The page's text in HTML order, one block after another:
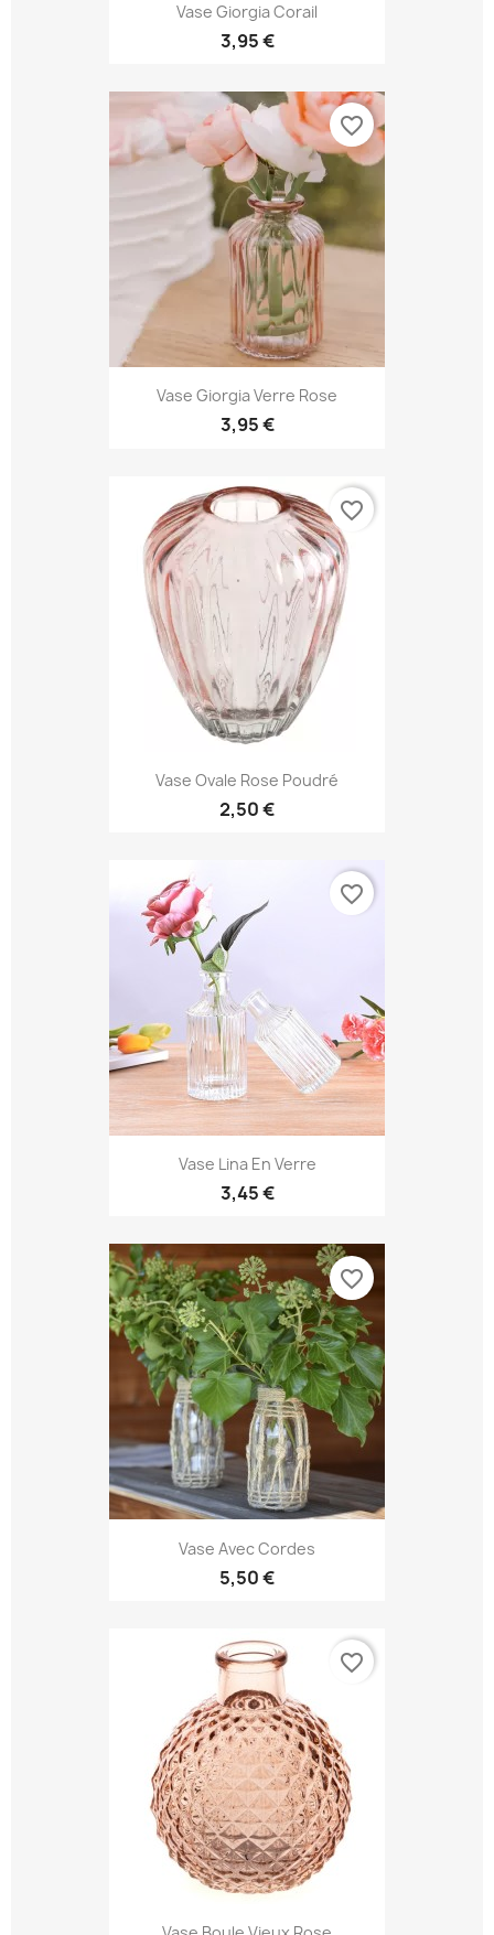
Vase Giorgia Corail
3,95 €
Vase Giorgia Verre Rose
3,95 €
favorite_border
Vase Ovale Rose Poudré
2,50 €
favorite_border
Vase Lina En Verre
3,45 €
favorite_border
Vase Avec Cordes
5,50 €
favorite_border
favorite_border